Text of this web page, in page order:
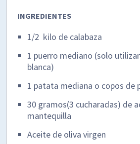
INGREDIENTES
1/2 kilo de calabaza
1 puerro mediano (solo
blanca)
1 patata mediana o copos de
30 gramos(3 cucharadas) de
mantequilla
Aceite de oliva virgen